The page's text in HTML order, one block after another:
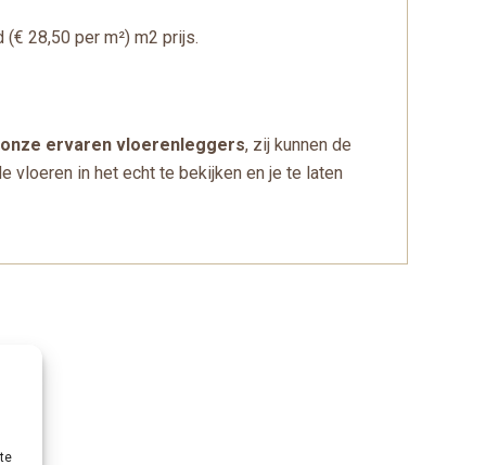
28,50 per m²) m2 prijs.
ervaren vloerenleggers, zij kunnen de
vloeren in het echt te bekijken en je te laten